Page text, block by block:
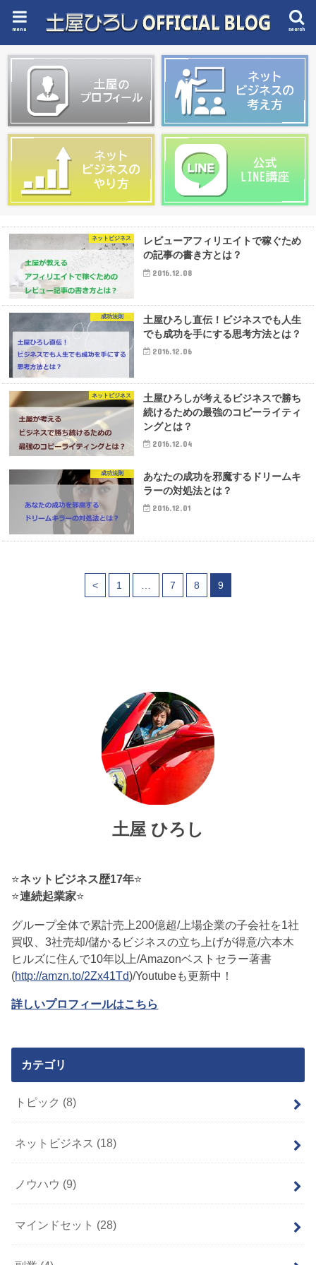
search
menu
ネットビジネス
レビューアフィリエイトで稼ぐため
の記事の書き方とは？
2016.12.08
成功法則
土屋ひろし直伝！ビジネスでも人生
でも成功を手にする思考方法とは？
2016.12.06
ネットビジネス
土屋ひろしが考えるビジネスで勝ち
続けるための最強のコピーライティ
ングとは？
2016.12.04
成功法則
あなたの成功を邪魔するドリームキ
ラーの対処法とは？
2016.12.01
< 1 … 7 8 9
土屋 ひろし
⭐ネットビジネス歴17年⭐
⭐連続起業家⭐
グループ全体で累計売上200億超/上場企業の子会社を1社
買収、3社売却/儲かるビジネスの立ち上げが得意/六本木
ヒルズに住んで10年以上/Amazonベストセラー著書
(http://amzn.to/2Zx41Td)/Youtubeも更新中！
詳しいプロフィールはこちら
カテゴリ
トピック (8)
ネットビジネス (18)
ノウハウ (9)
マインドセット (28)